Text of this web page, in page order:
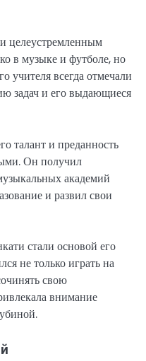
целеустремленным
в музыке и футболе, но
учителя всегда отмечали
задач и его выдающиеся
талант и преданность
Он получил
академий
и развил свои
стали основой его
не только играть на
свою
внимание